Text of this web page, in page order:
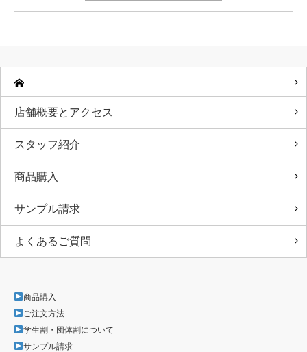
店舗概要とアクセス
スタッフ紹介
商品購入
サンプル請求
よくあるご質問
商品購入
ご注文方法
学生割・団体割について
サンプル請求